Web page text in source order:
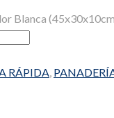
Blanca
RÁPIDA